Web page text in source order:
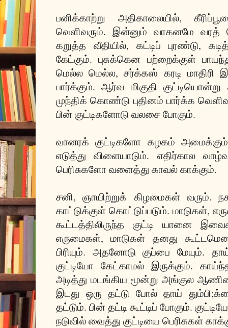
பனிக்காற்று அதிகாலையில்,
வெளிவரும். இன்னும் வாகனமே வரத்
கறுத்த வீதியில், கட்டிப் புரண்டு,
கேட்கும். புசுக்கென பற்றைக்குள்
மெல்ல மெல்ல, சர்க்கஸ் கரடி மாதிரி
பார்க்கும். ஆர்வ மிகுதி
முந்திக் கொண்டு புதினம் பார்க்க
பின் குட்டிகளோடு வலசை போகும்.
வானரக் குட்டிகளோ கழகம் அமைக்கும்.
எடுத்து விளையாடும். எதிர்கால
பெரிசுகளோ வளைத்து காவல் காக்கும்.
சனி, ஞாயிற்றுக் கிழமைகள் வரும்.
காட்டுக்குள் கொட்டுப்படும். மாடுகள்,
கூட்டத்திலிருந்த குட்டி யானை
எருமைகள், மாடுகள் தனது
பிரியும். அதனோடு குப்பை மேயும்.
குட்டியோ கேட்காமல் இருக்கும்.
அடித்து மடங்கிய மூன்று அங்குல
இடது ஒரு தட்டு போல் தாய்
தட்டும். பின் தட்டி கூட்டிப் போகும்.
நடுவில் வைத்து குட்டியை பெரிசுகள்